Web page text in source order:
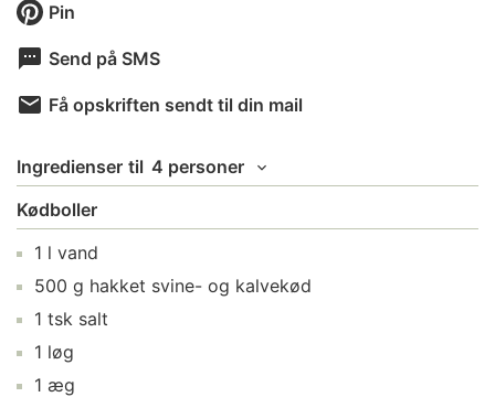
Pin
Send på SMS
Få opskriften sendt til din mail
Ingredienser til 4 personer
Kødboller
1 l vand
500 g hakket svine- og kalvekød
1 tsk salt
1 løg
1 æg